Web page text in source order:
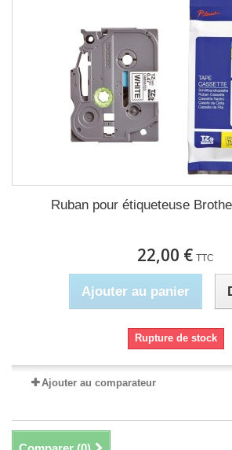
Ruban pour étiqueteuse
22,00 € TTC
Ajouter au panier
Rupture de stock
Ajouter au comparateur